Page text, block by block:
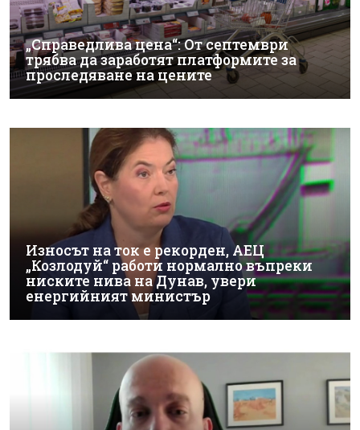
„Справедлива цена“: От септември
трябва да заработят платформите за
проследяване на цените
Износът на ток е рекорден, АЕЦ
„Козлодуй“ работи нормално въпреки
ниските нива на Дунав, увери
енергийният министър